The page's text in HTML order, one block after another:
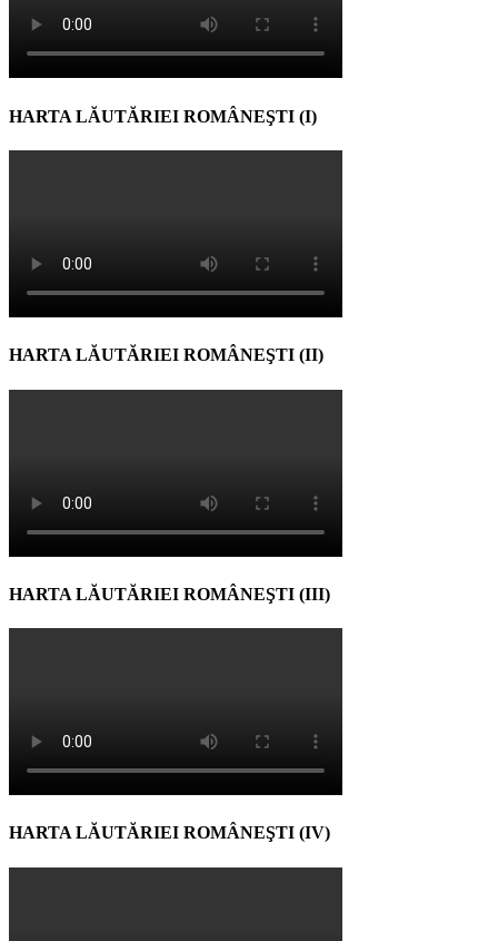
HARTA LĂUTĂRIEI ROMÂNEŞTI (I)
HARTA LĂUTĂRIEI ROMÂNEŞTI (II)
HARTA LĂUTĂRIEI ROMÂNEŞTI (III)
HARTA LĂUTĂRIEI ROMÂNEŞTI (IV)